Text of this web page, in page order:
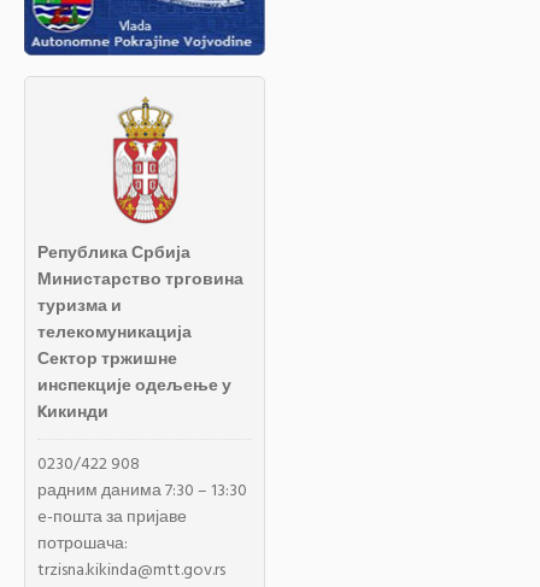
Република Србија
Министарство трговина
туризма и
телекомуникација
Сектор тржишне
инспекције одељење у
Kикинди
0230/422 908
радним данима 7:30 – 13:30
e-пошта за пријаве
потрошача:
trzisna.kikinda@mtt.gov.rs